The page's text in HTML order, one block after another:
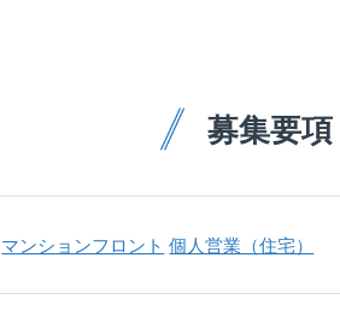
募集要項
マンションフロント 個人営業（住宅）